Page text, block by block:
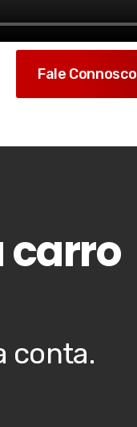
Fale Connosco
carro
conta.